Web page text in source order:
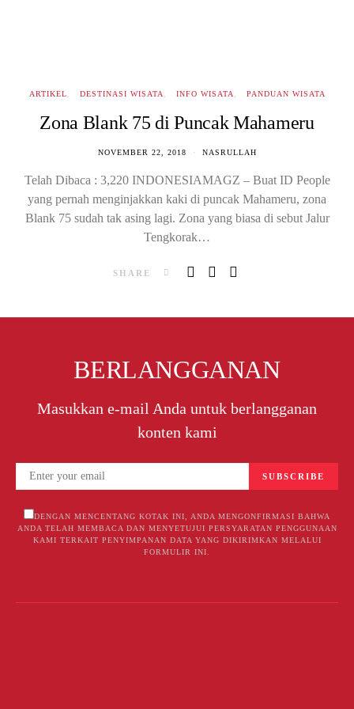
ARTIKEL DESTINASI WISATA INFO WISATA PANDUAN WISATA
Zona Blank 75 di Puncak Mahameru
NOVEMBER 22, 2018 NASRULLAH
Telah Dibaca : 3,220 INDONESIAMAGZ – Buat ID People
yang pernah menginjakkan kaki di puncak Mahameru, zona
Blank 75 sudah tak asing lagi. Zona yang biasa di sebut Jalur
Tengkorak…
SHARE
BERLANGGANAN
Masukkan e-mail Anda untuk berlangganan
konten kami
SUBSCRIBE
DENGAN MENCENTANG KOTAK INI, ANDA MENGONFIRMASI BAHWA
ANDA TELAH MEMBACA DAN MENYETUJUI PERSYARATAN PENGGUNAAN
KAMI TERKAIT PENYIMPANAN DATA YANG DIKIRIMKAN MELALUI
FORMULIR INI.